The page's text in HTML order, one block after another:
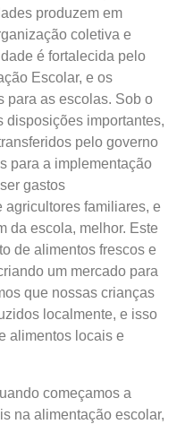
produzem em
coletiva e
é fortalecida pelo
Escolar, e os
para as escolas. Sob o
disposições importantes,
pelo governo
para a implementação
gastos
agricultores familiares, e
da escola, melhor. Este
de alimentos frescos e
um mercado para
que nossas crianças
localmente, e isso
alimentos locais e
começamos a
na alimentação escolar,